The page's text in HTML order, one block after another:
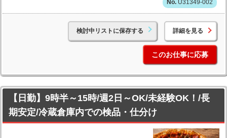
U31349-002
検討中リストに保存する 詳細を見る
このお仕事に応募
【日勤】9時半～15時/週2日～OK/未経験OK！/長
期安定/冷蔵倉庫内での検品・仕分け